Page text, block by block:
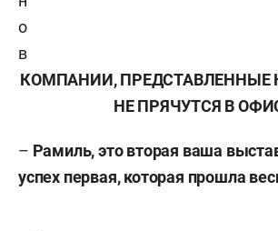
о
в
КОМПАНИИ, ПРЕДСТАВЛЕННЫЕ
НЕ ПРЯЧУТСЯ В
– Рамиль, это вторая ваша
успех первая, которая прошла